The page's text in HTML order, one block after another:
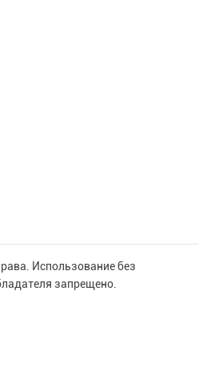
Использование без
запрещено.